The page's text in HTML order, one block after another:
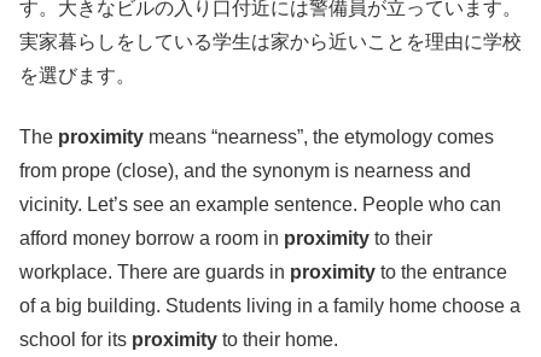
す。大きなビルの入り口付近には警備員が立っています。
実家暮らしをしている学生は家から近いことを理由に学校
を選びます。
The proximity means “nearness”, the etymology comes
from prope (close), and the synonym is nearness and
vicinity. Let’s see an example sentence. People who can
afford money borrow a room in proximity to their
workplace. There are guards in proximity to the entrance
of a big building. Students living in a family home choose a
school for its proximity to their home.